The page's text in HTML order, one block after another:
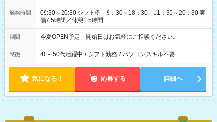
勤務時間
09:30～20:30 シフト例 9：30～18：30、11：30～20：30 実
働7.5時間／休憩1.5時間
期間 今夏OPEN予定 開始日はお気軽にご相談ください。
特徴 40～50代活躍中 / シフト勤務 / パソコンスキル不要
気になる！ 応募する 詳細へ